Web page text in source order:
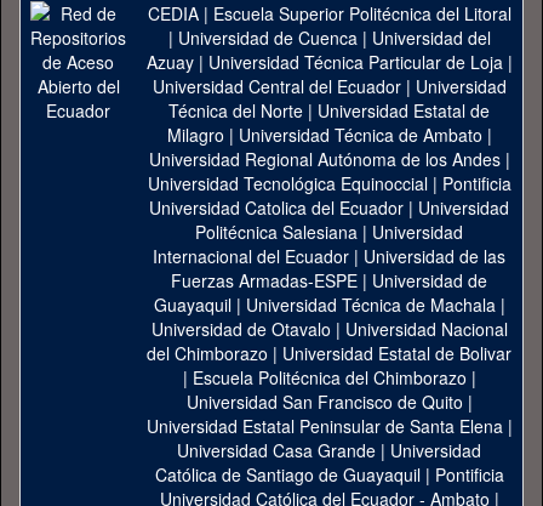
CEDIA| Escuela Superior Politécnica del Litoral
| Universidad de Cuenca| Universidad del
Azuay| Universidad Técnica Particular de Loja|
Universidad Central del Ecuador| Universidad
Técnica del Norte | Universidad Estatal de
Milagro | Universidad Técnica de Ambato |
Universidad Regional Autónoma de los Andes|
Universidad Tecnológica Equinoccial| Pontificia
Universidad Catolica del Ecuador | Universidad
Politécnica Salesiana | Universidad
Internacional del Ecuador | Universidad de las
Fuerzas Armadas-ESPE | Universidad de
Guayaquil| Universidad Técnica de Machala|
Universidad de Otavalo | Universidad Nacional
del Chimborazo | Universidad Estatal de Bolivar
| Escuela Politécnica del Chimborazo |
Universidad San Francisco de Quito |
Universidad Estatal Peninsular de Santa Elena|
Universidad Casa Grande | Universidad
Católica de Santiago de Guayaquil| Pontificia
Universidad Católica del Ecuador - Ambato |